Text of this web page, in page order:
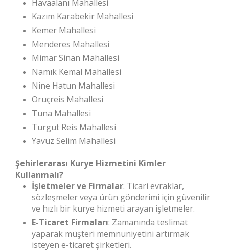
Havaalanı Mahallesi
Kazım Karabekir Mahallesi
Kemer Mahallesi
Menderes Mahallesi
Mimar Sinan Mahallesi
Namık Kemal Mahallesi
Nine Hatun Mahallesi
Oruçreis Mahallesi
Tuna Mahallesi
Turgut Reis Mahallesi
Yavuz Selim Mahallesi
Şehirlerarası Kurye Hizmetini Kimler
Kullanmalı?
İşletmeler ve Firmalar: Ticari evraklar,
sözleşmeler veya ürün gönderimi için güvenilir
ve hızlı bir kurye hizmeti arayan işletmeler.
E-Ticaret Firmaları: Zamanında teslimat
yaparak müşteri memnuniyetini artırmak
isteyen e-ticaret şirketleri.